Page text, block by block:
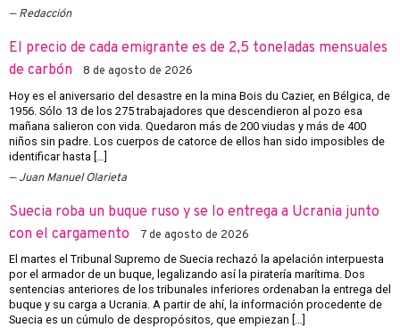
Redacción
El precio de cada emigrante es de 2,5 toneladas mensuales
de carbón
8 de agosto de 2026
Hoy es el aniversario del desastre en la mina Bois du Cazier, en Bélgica, de
1956. Sólo 13 de los 275 trabajadores que descendieron al pozo esa
mañana salieron con vida. Quedaron más de 200 viudas y más de 400
niños sin padre. Los cuerpos de catorce de ellos han sido imposibles de
identificar hasta […]
Juan Manuel Olarieta
Suecia roba un buque ruso y se lo entrega a Ucrania junto
con el cargamento
7 de agosto de 2026
El martes el Tribunal Supremo de Suecia rechazó la apelación interpuesta
por el armador de un buque, legalizando así la piratería marítima. Dos
sentencias anteriores de los tribunales inferiores ordenaban la entrega del
buque y su carga a Ucrania. A partir de ahí, la información procedente de
Suecia es un cúmulo de despropósitos, que empiezan […]